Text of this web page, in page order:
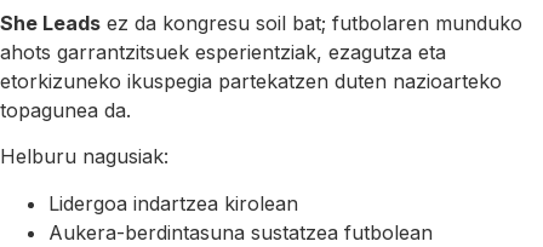
She Leads ez da kongresu soil bat; futbolaren munduko
ahots garrantzitsuek esperientziak, ezagutza eta
etorkizuneko ikuspegia partekatzen duten nazioarteko
topagunea da.
Helburu nagusiak:
Lidergoa indartzea kirolean
Aukera-berdintasuna sustatzea futbolean